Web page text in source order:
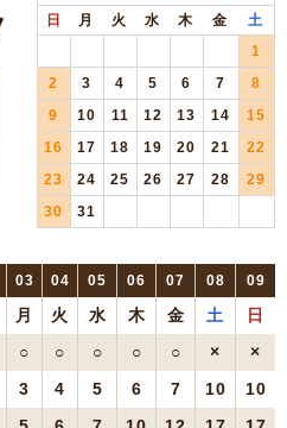
日 月 火 水 木 金
土
1
2
3 4 5 6 7
8
9
10 11 12 13 14
15
16
17 18 19 20 21
22
23
24 25 26 27 28
29
30
31
03 04 05 06 07 08 09
月 火 水 木 金 土 日
○ ○ ○ ○ ○ × ×
3 4 5 6 7 10 10